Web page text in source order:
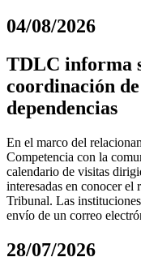
04/08/2026
TDLC informa
coordinación
dependencias
En el marco del
Competencia con la
calendario de visitas
interesadas en conocer
Tribunal. Las
envío de un correo
28/07/2026